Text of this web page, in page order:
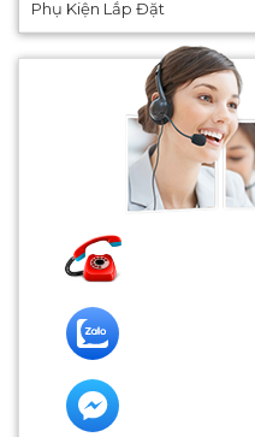
Phụ Kiện Lắp Đặt